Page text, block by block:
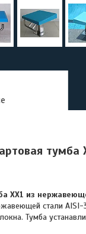
XX1 из
стали
Тумба